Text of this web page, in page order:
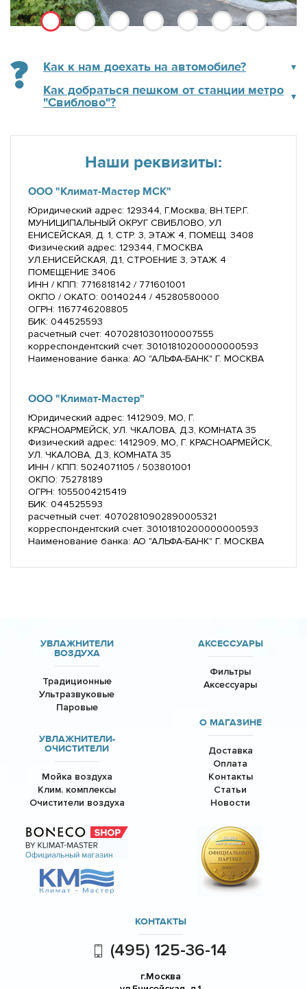
Как к нам доехать на автомобиле?
Как добраться пешком от станции метро
"Свиблово"?
Наши реквизиты:
ООО "Климат-Мастер МСК"
Юридический адрес: 129344, Г.Москва, ВН.ТЕР.Г.
МУНИЦИПАЛЬНЫЙ ОКРУГ СВИБЛОВО, УЛ
ЕНИСЕЙСКАЯ, Д. 1, СТР. 3, ЭТАЖ 4, ПОМЕЩ. 3408
Физический адрес: 129344, Г.МОСКВА
УЛ.ЕНИСЕЙСКАЯ, Д.1, СТРОЕНИЕ 3, ЭТАЖ 4
ПОМЕЩЕНИЕ 3406
ИНН / КПП: 7716818142 / 771601001
ОКПО / ОКАТО: 00140244 / 45280580000
ОГРН: 1167746208805
БИК: 044525593
расчетный счет: 40702810301100007555
корреспондентский счет: 30101810200000000593
Наименование банка: АО "АЛЬФА-БАНК" Г. МОСКВА
ООО "Климат-Мастер"
Юридический адрес: 1412909, МО, Г.
КРАСНОАРМЕЙСК, УЛ. ЧКАЛОВА, Д.3, КОМНАТА 35
Физический адрес: 1412909, МО, Г. КРАСНОАРМЕЙСК,
УЛ. ЧКАЛОВА, Д.3, КОМНАТА 35
ИНН / КПП: 5024071105 / 503801001
ОКПО: 75278189
ОГРН: 1055004215419
БИК: 044525593
расчетный счет: 40702810902890005321
корреспондентский счет: 30101810200000000593
Наименование банка: АО "АЛЬФА-БАНК" Г. МОСКВА
УВЛАЖНИТЕЛИ
ВОЗДУХА
Традиционные
Ультразвуковые
Паровые
УВЛАЖНИТЕЛИ-
ОЧИСТИТЕЛИ
Мойка воздуха
Клим. комплексы
Очистители воздуха
АКСЕССУАРЫ
Фильтры
Аксессуары
О МАГАЗИНЕ
Доставка
Оплата
Контакты
Статьи
Новости
КОНТАКТЫ
(495) 125-36-14
г.Москва